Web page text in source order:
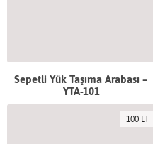
Sepetli Yük Taşıma Arabası –
YTA-101
100 LT